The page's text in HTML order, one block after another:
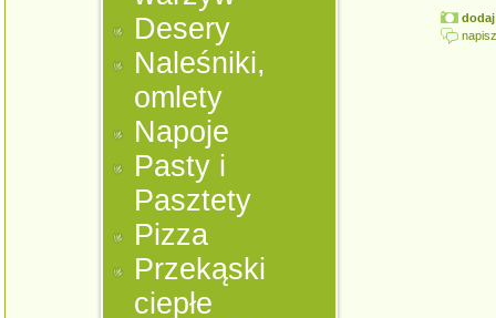
Desery
Naleśniki,
omlety
Napoje
Pasty i
Pasztety
Pizza
Przekąski
ciepłe